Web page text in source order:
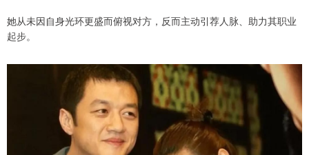
她从未因自身光环更盛而俯视对方，反而主动引荐人脉、助力其职业
起步。